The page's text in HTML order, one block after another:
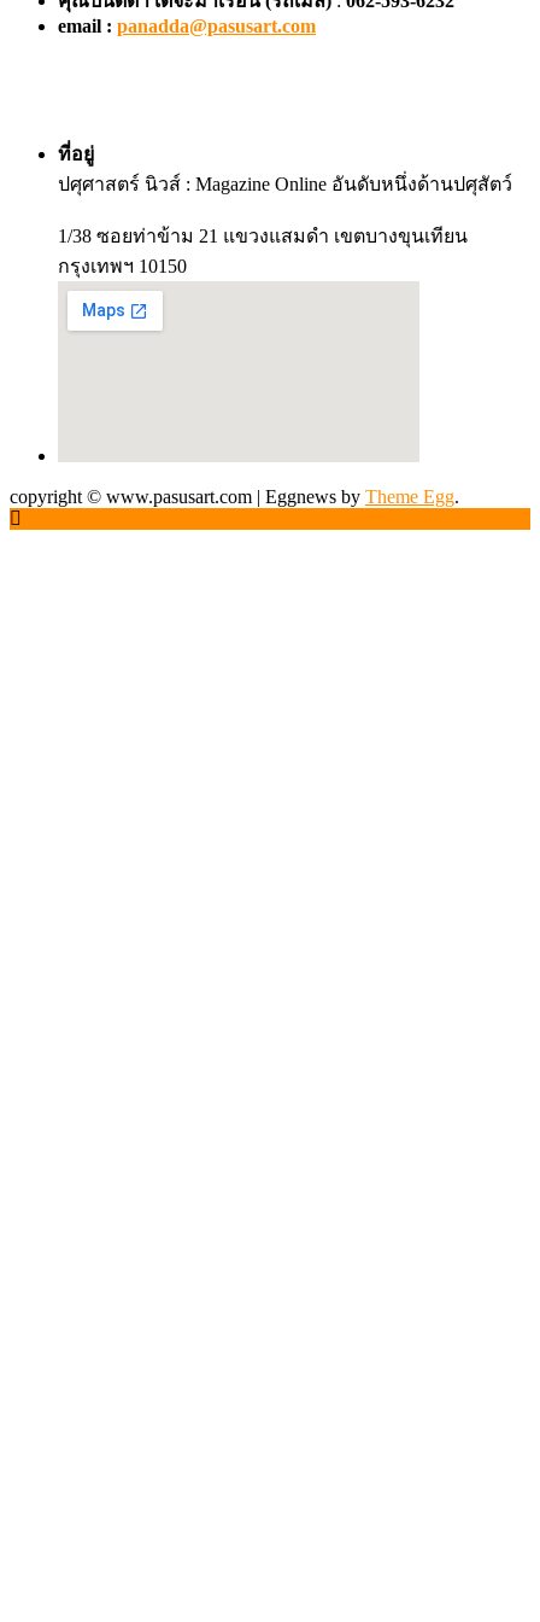
email : panadda@pasusart.com
ที่อยู่
ปศุศาสตร์ นิวส์ : Magazine Online อันดับหนึ่งด้านปศุสัตว์
1/38 ซอยท่าข้าม 21 แขวงแสมดำ เขตบางขุนเทียน
กรุงเทพฯ 10150
copyright © www.pasusart.com | Eggnews by Theme Egg.